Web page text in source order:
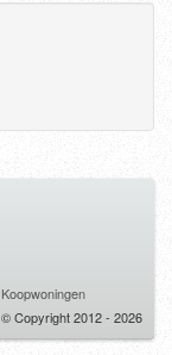
Koopwoningen
© Copyright 2012 - 2026